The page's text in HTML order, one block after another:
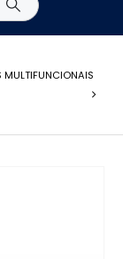
MULTIFUNCIONAIS